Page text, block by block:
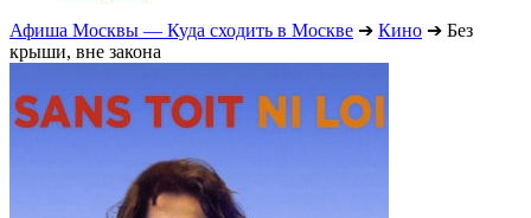
Афиша Москвы — Куда сходить в Москве ➔ Кино ➔ Без
крыши, вне закона